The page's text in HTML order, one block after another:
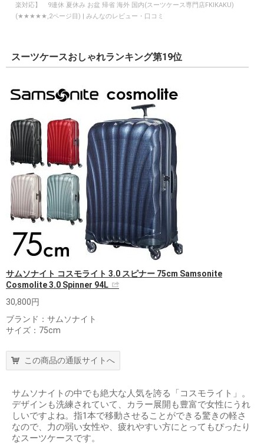
楽対応】 9連休 夏休み お盆 帰省 海外 国内(スーツケース専門店FKIKAKU)
(★★★★★,2ページ目) | みんなのレビュー・口コミ
スーツケースおしゃれランキング第19位
サムソナイト コスモライト 3.0 スピナー 75cm Samsonite
Cosmolite 3.0 Spinner 94L
30,800円
ブランド：サムソナイト
サイズ：75cm
この商品の通販サイトへ
サムソナイトの中でも絶大な人気を誇る「コスモライト」。
デザインも洗練されていて、カラー展開も豊富で女性にうれ
しいですよね。指1本で移動させることができる驚きの軽さ
なので、力の弱い女性や、疲れやすい方にとってもぴったり
なスーツケースです。